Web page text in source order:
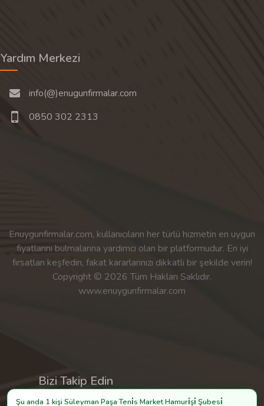
Şu anda 1 kişi Süleyman Paşa Teni̇s Market Hamuri̇şi̇ Şubesi̇
Yardım Merkezi
info(@)enugunfirmalar.com
0850 302 2313
Enuygunfirmalar.com, kullanıcıların her türlü hizmetin en uygun
fiyatlarını bulmalarına yardımcı olan bir platformudur. En iyi
fırsatları keşfedin, fakat kararlarınızı dikkatli bir şekilde verin!
Copyright © 2026 Tüm Hakları Saklıdır.
www.enuygunfirmalar.com
Bizi Takip Edin